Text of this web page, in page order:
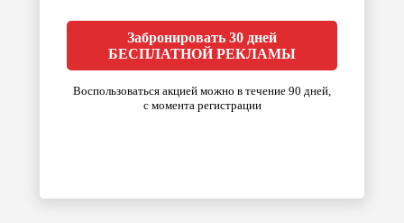
Забронировать 30 дней
БЕСПЛАТНОЙ РЕКЛАМЫ
Воспользоваться акцией можно в течение 90 дней,
с момента регистрации